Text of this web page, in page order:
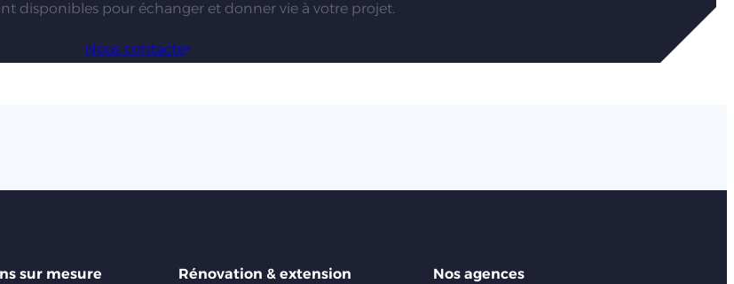
disponibles pour échanger et donner vie à votre projet.
Nous contacter
sur mesure Rénovation & extension Nos agences